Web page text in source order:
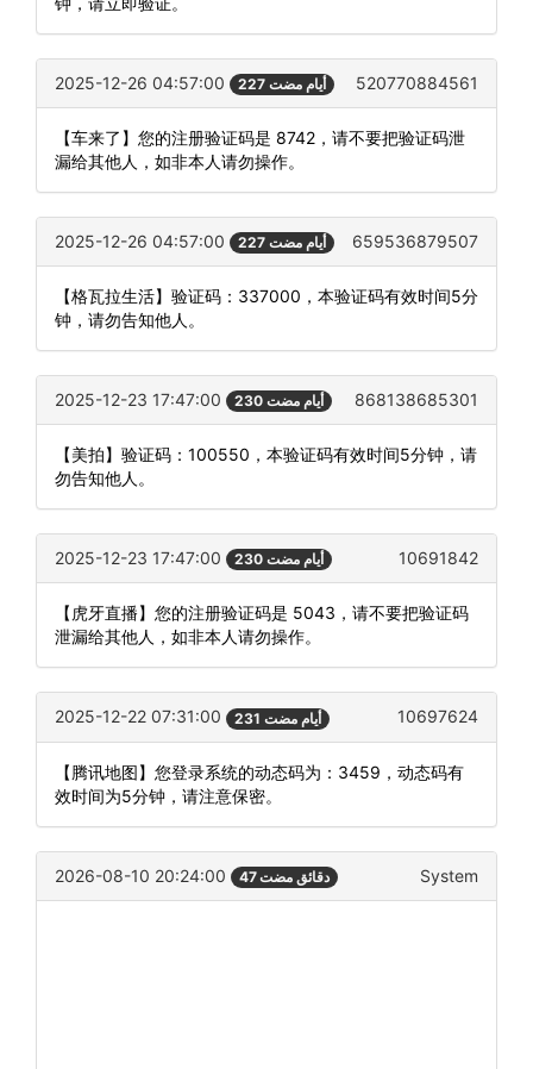
2025-12-26 04:57:00 227 أيام مضت 520770884561
【车来了】您的注册验证码是 8742，请不要把验证码泄
漏给其他人，如非本人请勿操作。
2025-12-26 04:57:00 227 أيام مضت 659536879507
【格瓦拉生活】验证码：337000，本验证码有效时间5分
钟，请勿告知他人。
2025-12-23 17:47:00 230 أيام مضت 868138685301
【美拍】验证码：100550，本验证码有效时间5分钟，请
勿告知他人。
2025-12-23 17:47:00 230 أيام مضت 10691842
【虎牙直播】您的注册验证码是 5043，请不要把验证码
泄漏给其他人，如非本人请勿操作。
2025-12-22 07:31:00 231 أيام مضت 10697624
【腾讯地图】您登录系统的动态码为：3459，动态码有
效时间为5分钟，请注意保密。
2026-08-10 20:24:00 47 دقائق مضت System